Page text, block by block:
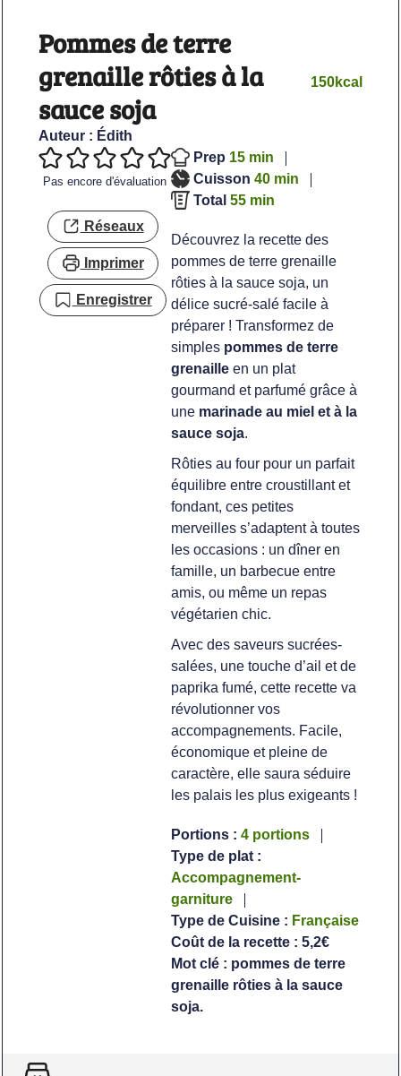
Pommes de terre
grenaille rôties à la
sauce soja
Auteur : Édith
150kcal
Pas encore d'évaluation
Réseaux
Imprimer
Enregistrer
Prep 15minutes
min
Cuisson 40minutes
min
Total 55minutes
min
Découvrez la recette des
pommes de terre grenaille
rôties à la sauce soja, un
délice sucré-salé facile à
préparer ! Transformez de
simples pommes de terre
grenaille en un plat
gourmand et parfumé grâce à
une marinade au miel et à la
sauce soja.
Rôties au four pour un parfait
équilibre entre croustillant et
fondant, ces petites
merveilles s’adaptent à toutes
les occasions : un dîner en
famille, un barbecue entre
amis, ou même un repas
végétarien chic.
Avec des saveurs sucrées-
salées, une touche d’ail et de
paprika fumé, cette recette va
révolutionner vos
accompagnements. Facile,
économique et pleine de
caractère, elle saura séduire
les palais les plus exigeants !
Portions :4 portions
Type de plat :
Accompagnement-
garniture
Type de Cuisine : Française
Coût de la recette :5,2€
Mot clé : pommes de terre
grenaille rôties à la sauce
soja.